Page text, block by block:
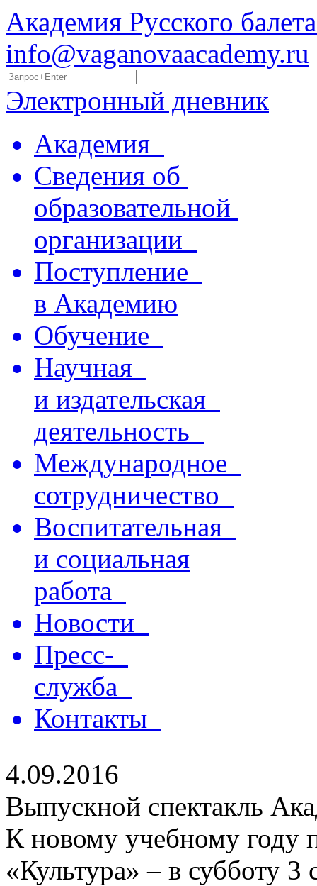
Академия Русского
info@vaganovaacademy.ru
Электронный дневник
Академия
Сведения об
образовательной
организации
Поступление
в Академию
Обучение
Научная
и издательская
деятельность
Международное
сотрудничество
Воспитательная
и социальная
работа
Новости
Пресс-
служба
Контакты
4.09.2016
Выпускной спектакль
К новому учебному году
«Культура» – в субботу 3